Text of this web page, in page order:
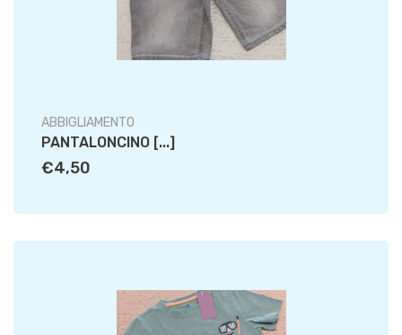
ABBIGLIAMENTO
PANTALONCINO [...]
€4,50